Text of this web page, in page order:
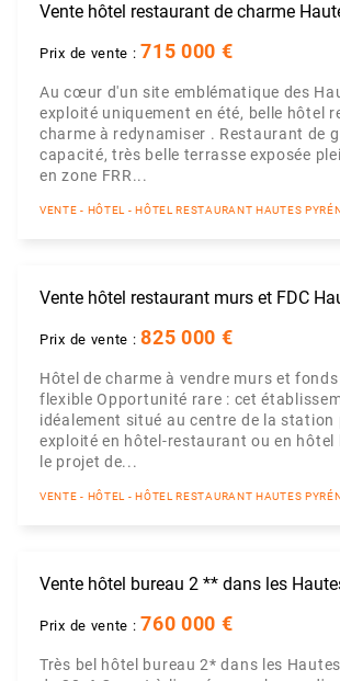
Vente hôtel restaurant de charme
Prix de vente : 715 000 €
Au cœur d'un site emblématique des
exploité uniquement en été, belle hôtel
charme à redynamiser . Restaurant de
capacité, très belle terrasse exposée
en zone FRR...
VENTE - HÔTEL - HÔTEL RESTAURANT HAUTES
Vente hôtel restaurant murs et FDC
Prix de vente :825 000 €
Hôtel de charme à vendre murs et
flexible Opportunité rare : cet
idéalement situé au centre de la station
exploité en hôtel-restaurant ou en hôtel
le projet de...
VENTE - HÔTEL - HÔTEL RESTAURANT HAUTES
Vente hôtel bureau 2 ** dans les
Prix de vente : 760 000 €
Très bel hôtel bureau 2* dans les